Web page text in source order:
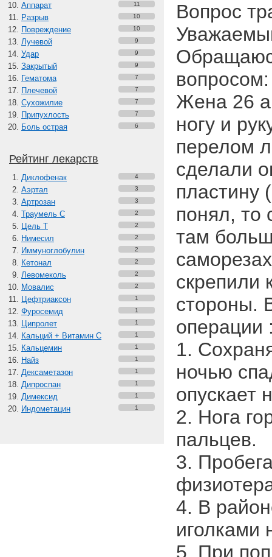
Аппарат 11
Разрыв 10
Повреждение 10
Лучевой 9
Удар 9
Закрытый 9
Гематома 7
Плечевой 7
Сухожилие 7
Припухлость 7
Боль острая 6
Рейтинг лекарств
Диклофенак 4
Аэртал 3
Артрозан 3
Траумель С 2
Цель Т 2
Нимесил 2
Иммуноглобулин 2
Кетонал 2
Левомеколь 2
Мовалис 2
Цефтриаксон 1
Фуросемид 1
Ципролет 1
Кальций + Витамин C 1
Кальцемин 1
Найз 1
Дексаметазон 1
Дипроспан 1
Димексид 1
Индометацин 1
Вопрос
вопросом:
Жена 26
ногу и
перелом
сделали
пластину
понял, то
там
скрепили
стороны.
операции
1.
ночью
опускает
2. Нога
пальцев.
3.
4. В
иголками
5. При